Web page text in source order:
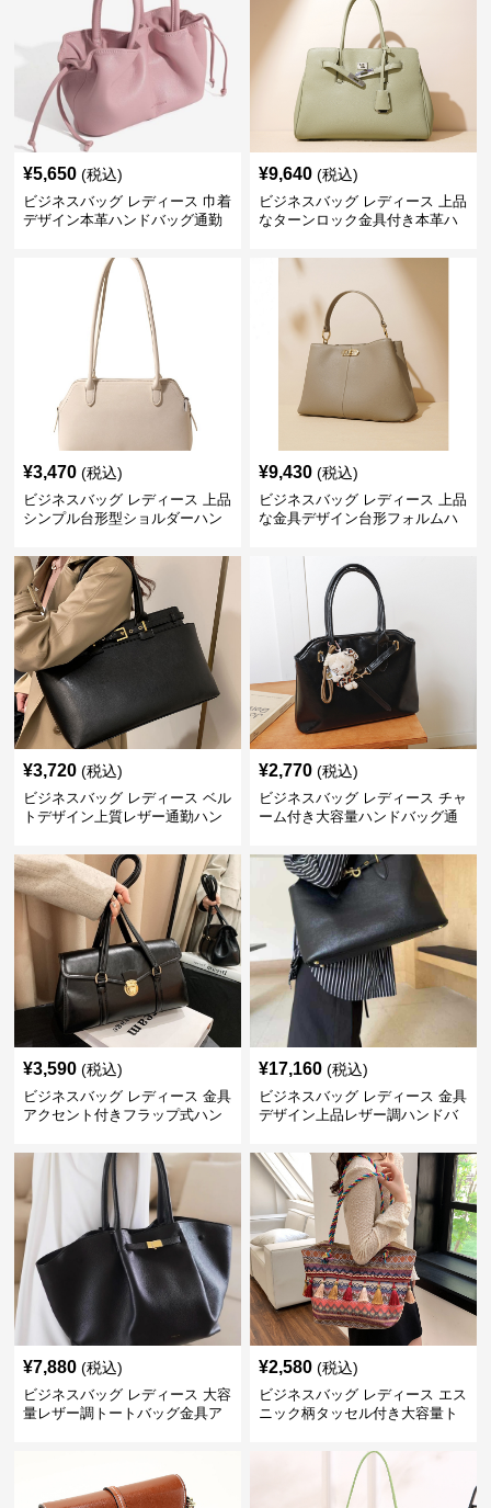
¥5,650 (税込)
ビジネスバッグ レディース 巾着
デザイン本革ハンドバッグ通勤
¥9,640 (税込)
ビジネスバッグ レディース 上品
なターンロック金具付き本革ハ
¥3,470 (税込)
ビジネスバッグ レディース 上品
シンプル台形型ショルダーハン
¥9,430 (税込)
ビジネスバッグ レディース 上品
な金具デザイン台形フォルムハ
¥3,720 (税込)
ビジネスバッグ レディース ベル
トデザイン上質レザー通勤ハン
¥2,770 (税込)
ビジネスバッグ レディース チャ
ーム付き大容量ハンドバッグ通
¥3,590 (税込)
ビジネスバッグ レディース 金具
アクセント付きフラップ式ハン
¥17,160 (税込)
ビジネスバッグ レディース 金具
デザイン上品レザー調ハンドバ
¥7,880 (税込)
ビジネスバッグ レディース 大容
量レザー調トートバッグ金具ア
¥2,580 (税込)
ビジネスバッグ レディース エス
ニック柄タッセル付き大容量ト